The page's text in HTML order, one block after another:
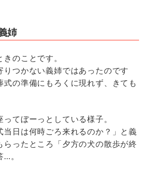
姉
のことです。
りつかない義姉ではあったのです
式の準備にもろくに現れず、きても
てぼーっとしている様子。
当日は何時ごろ来れるのか？」と義
らったところ「夕方の犬の散歩が終
。